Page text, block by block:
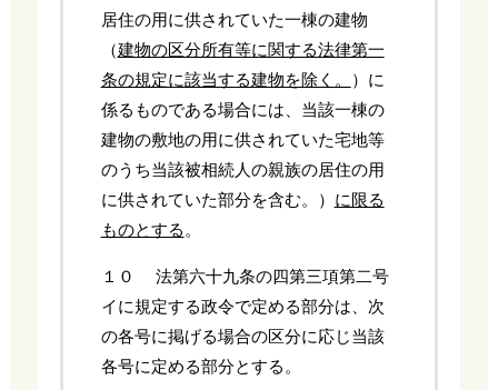
居住の用に供されていた一棟の建物
（建物の区分所有等に関する法律第一
条の規定に該当する建物を除く。
）に
係るものである場合には、当該一棟の
建物の敷地の用に供されていた宅地等
のうち当該被相続人の親族の居住の用
に供されていた部分を含む。） に限る
ものとする 。
１０ 法第六十九条の四第三項第二号
イに規定する政令で定める部分は、次
の各号に掲げる場合の区分に応じ当該
各号に定める部分とする。